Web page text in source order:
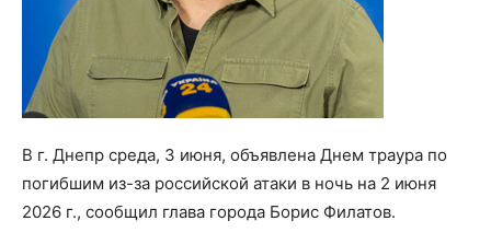
В г. Днепр среда, 3 июня, объявлена Днем траура по
погибшим из-за российской атаки в ночь на 2 июня
2026 г., сообщил глава города Борис Филатов.